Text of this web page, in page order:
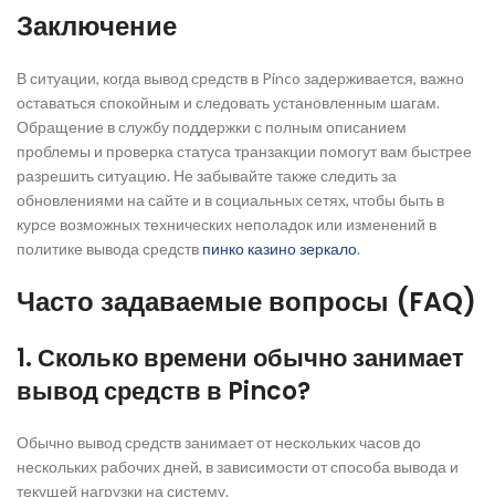
Заключение
В ситуации, когда вывод средств в Pinco задерживается, важно
оставаться спокойным и следовать установленным шагам.
Обращение в службу поддержки с полным описанием
проблемы и проверка статуса транзакции помогут вам быстрее
разрешить ситуацию. Не забывайте также следить за
обновлениями на сайте и в социальных сетях, чтобы быть в
курсе возможных технических неполадок или изменений в
политике вывода средств пинко казино зеркало.
Часто задаваемые вопросы (FAQ)
1. Сколько времени обычно занимает
вывод средств в Pinco?
Обычно вывод средств занимает от нескольких часов до
нескольких рабочих дней, в зависимости от способа вывода и
текущей нагрузки на систему.